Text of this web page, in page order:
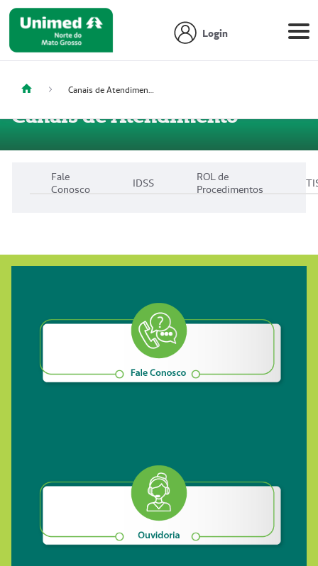
Login
Canais de Atendimento
Canais de Atendimento
Fale
Conosco
IDSS
ROL de
Procedimentos